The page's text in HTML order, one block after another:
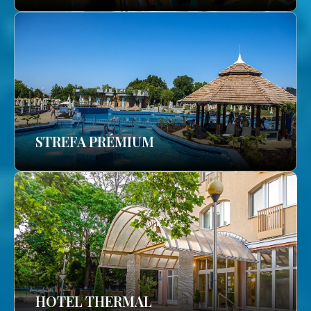
STREFA PRÉMIUM
HOTEL THERMAL